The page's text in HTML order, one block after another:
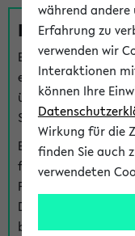
Fragen zu
Bei inhaltlichen
einzelnen
über denFragen-
Support kann hier
Bei
finden Sie eine
Platzzuteilung im
Detailseite zum
betreffenden
während andere
Erfahrung zu
verwenden wir
Interaktionen
können Ihre
Wirkung für die
finden Sie auch
verwendeten